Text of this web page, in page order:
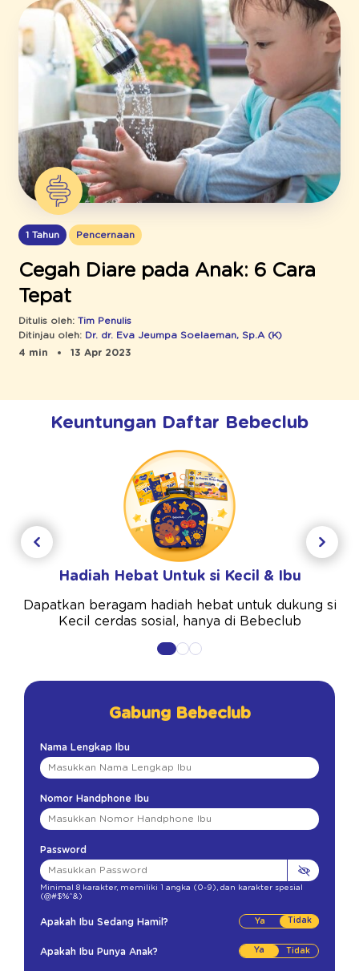
1 Tahun Pencernaan
Cegah Diare pada Anak: 6 Cara
Tepat
Ditulis oleh: Tim Penulis
Ditinjau oleh: Dr. dr. Eva Jeumpa Soelaeman, Sp.A (K)
4 min
13 Apr 2023
Keuntungan Daftar Bebeclub
Hadiah Hebat Untuk si Kecil & Ibu
Dapatkan beragam hadiah hebat untuk dukung si
Kecil cerdas sosial, hanya di Bebeclub
Gabung Bebeclub
Nama Lengkap Ibu
Nomor Handphone Ibu
Password
Minimal 8 karakter, memiliki 1 angka (0-9) , dan karakter spesial
(@#$%^&)
Apakah Ibu Sedang Hamil? Tidak
Apakah Ibu Punya Anak? Ya